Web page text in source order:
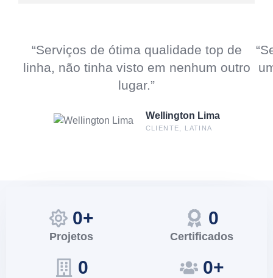
“Serviços de ótima qualidade top de
linha, não tinha visto em nenhum outro
lugar.”
Wellington Lima
CLIENTE, LATINA
0+
Projetos
0
Certificados
0 0+